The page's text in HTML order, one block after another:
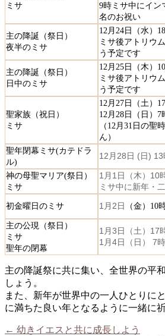
ミサ
9時ミサ中にイン
名のお祝い
主の降誕（祭日）
夜半のミサ
12月24日（水）
ミサ後アトリウ
う予定です
主の降誕（祭日）
日中のミサ
12月25日（木）
ミサ後アトリウ
う予定です
聖家族（祝日）
ミサ
12月27日（土）
12月28日（日）7
（12月31日の聖
ん）
聖年閉幕ミサ(カテドラ
ル)
12月28日 (日) 13
神の母聖マリア(祭日）
ミサ
1月1日（木）10
ミサ中に新年・
初金曜日のミサ
1月2日 （金）10
主の公現（祭日）
ミサ
聖年の閉幕
1月3日（土）17
1月4日（日） 7
主の降誕祭に共に集い、全世界の平
しょう。
また、新年が世界中の一人ひとりに
に満ちた良い年となるように一緒に
← 幼きイエスと共に成長しよう